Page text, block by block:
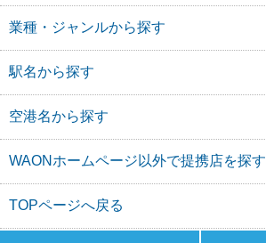
業種・ジャンルから探す
駅名から探す
空港名から探す
WAONホームページ以外で提携店を探す
TOPページへ戻る